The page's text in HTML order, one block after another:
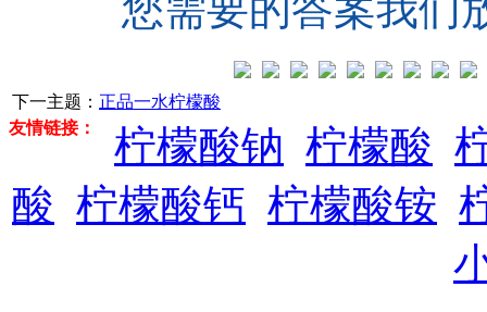
下一主题： 正品一水柠檬酸
友情链接：
柠檬酸钠 柠檬酸
酸 柠檬酸钙 柠檬酸铵